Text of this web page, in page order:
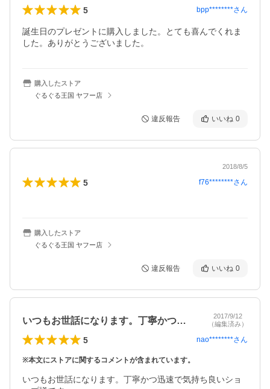
5 bpp********さん
誕生日のプレゼントに購入しました。とても喜んでくれま
した。ありがとうございました。
購入したストア
ぐるぐる王国 ヤフー店
違反報告 いいね 0
2018/8/5
5 f76********さん
購入したストア
ぐるぐる王国 ヤフー店
違反報告 いいね 0
いつもお世話になります。丁寧かつ迅速で…
2017/9/12
（編集済み）
5 nao********さん
※本文にストアに関するコメントが含まれています。
いつもお世話になります。丁寧かつ迅速で気持ち良いショ